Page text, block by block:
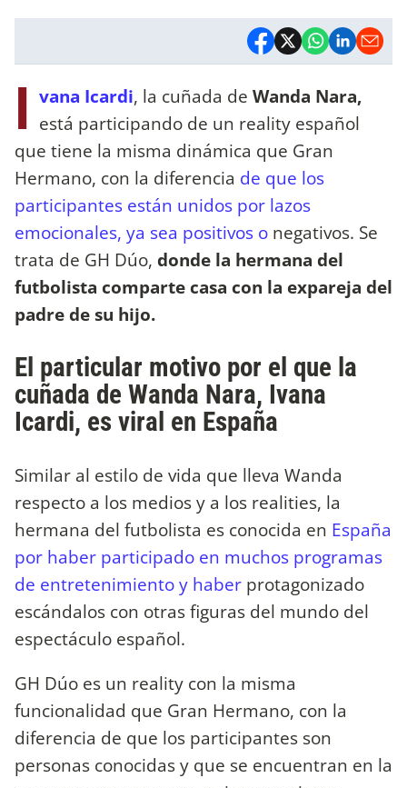
I vana Icardi, la cuñada de Wanda Nara,
está participando de un reality español
que tiene la misma dinámica que Gran
Hermano, con la diferencia de que los
participantes están unidos por lazos
emocionales, ya sea positivos o negativos. Se
trata de GH Dúo, donde la hermana del
futbolista comparte casa con la expareja del
padre de su hijo.
El particular motivo por el que la
cuñada de Wanda Nara, Ivana
Icardi, es viral en España
Similar al estilo de vida que lleva Wanda
respecto a los medios y a los realities, la
hermana del futbolista es conocida en España
por haber participado en muchos programas
de entretenimiento y haber protagonizado
escándalos con otras figuras del mundo del
espectáculo español.
GH Dúo es un reality con la misma
funcionalidad que Gran Hermano, con la
diferencia de que los participantes son
personas conocidas y que se encuentran en la